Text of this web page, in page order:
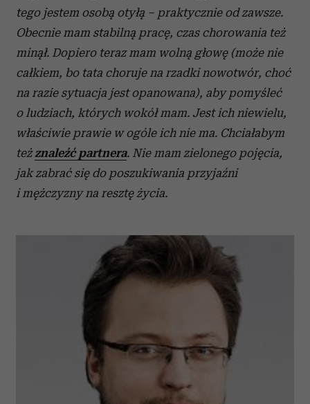
tego jestem osobą otyłą – praktycznie od zawsze.
Obecnie mam stabilną pracę, czas chorowania też
minął. Dopiero teraz mam wolną głowę (może nie
całkiem, bo tata choruje na rzadki nowotwór, choć
na razie sytuacja jest opanowana), aby pomyśleć
o ludziach, których wokół mam. Jest ich niewielu,
właściwie prawie w ogóle ich nie ma. Chciałabym
teżznaleźć partnera. Nie mam zielonego pojęcia,
jak zabrać się do poszukiwania przyjaźni
i mężczyzny na resztę życia.